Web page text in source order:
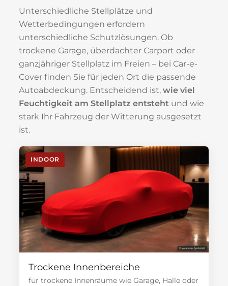
Unterschiedliche Stellplätze und
Wetterbedingungen erfordern
unterschiedliche Schutzlösungen. Ob
trockene Garage, überdachter Carport oder
ganzjähriger Stellplatz im Freien – bei Car-e-
Cover finden Sie für jeden Ort die passende
Autoabdeckung. Entscheidend ist, wie viel
Feuchtigkeit am Stellplatz entsteht und wie
stark Ihr Fahrzeug der Witterung ausgesetzt
ist.
INDOOR
Trockene Innenbereiche
für trockene Innenräume wie Garage, Halle oder